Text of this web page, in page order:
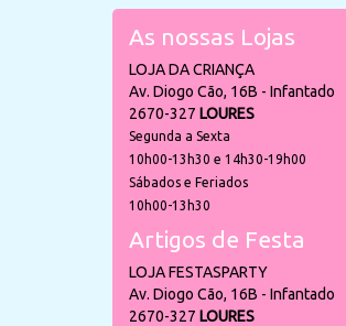
As nossas Lojas
LOJA DA CRIANÇA
Av. Diogo Cão, 16B - Infantado
2670-327 LOURES
Segunda a Sexta
10h00-13h30 e 14h30-19h00
Sábados e Feriados
10h00-13h30
Artigos de Festa
LOJA FESTASPARTY
Av. Diogo Cão, 16B - Infantado
2670-327 LOURES